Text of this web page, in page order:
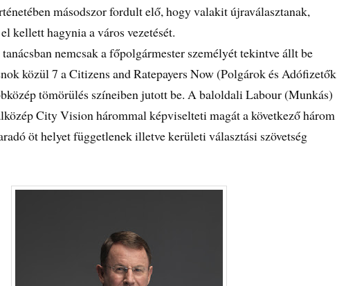
másodszor fordult elő, hogy valakit újraválasztanak,
kellett hagynia a város vezetését.
nemcsak a főpolgármester személyét tekintve állt be
közül 7 a Citizens and Ratepayers Now (Polgárok és Adófizetők
tömörülés színeiben jutott be. A baloldali Labour (Munkás)
City Vision hárommal képviselteti magát a következő három
öt helyet függetlenek illetve kerületi választási szövetség